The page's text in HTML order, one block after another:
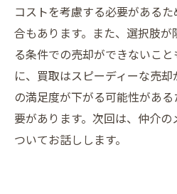
コストを考慮する必要がある
合もあります。また、選択肢
る条件での売却ができないこ
に、買取はスピーディーな売
の満足度が下がる可能性があ
要があります。次回は、仲介
ついてお話しします。